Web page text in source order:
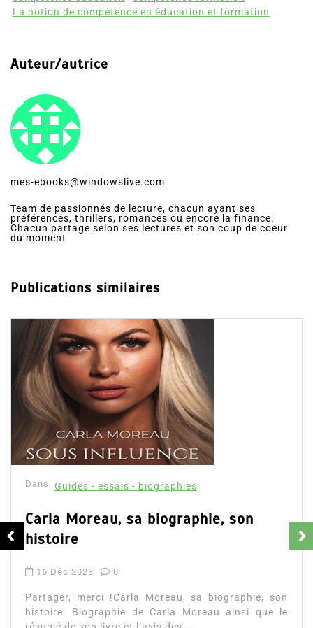
La notion de compétence en éducation et formation
Auteur/autrice
mes-ebooks@windowslive.com
Team de passionnés de lecture, chacun ayant ses
préférences, thrillers, romances ou encore la finance.
Chacun partage selon ses lectures et son coup de coeur
du moment
Publications similaires
Dans Guides - essais - biographies
Carla Moreau, sa biographie, son
histoire
16 Déc 2023 0
Partager, merci !Carla Moreau, sa biographie, son
histoire. Biographie de Carla Moreau ainsi que le